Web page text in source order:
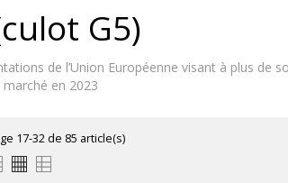
G5)
de l’Union Européenne visant à plus
en 2023
17-32 de 85 article(s)